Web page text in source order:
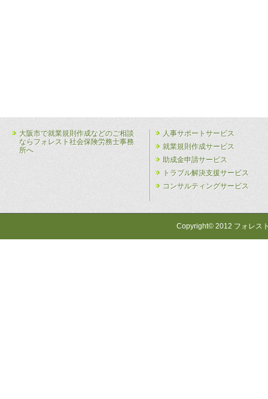
大阪市で就業規則作成などのご相談
ならフォレスト社会保険労務士事務
所へ
人事サポートサービス
就業規則作成サービス
助成金申請サービス
トラブル解決支援サービス
コンサルティングサービス
Copyright© 2012 フォレス